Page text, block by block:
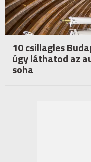
10 csillagles
úgy láthatod az
soha